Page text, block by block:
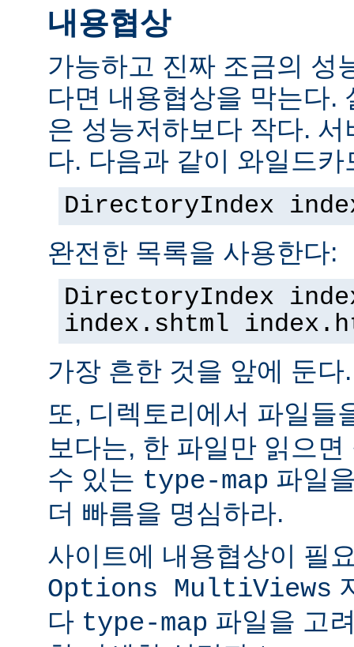
내용협상
가능하고 진짜 조금의 성
다면 내용협상을 막는다.
은 성능저하보다 작다.
다. 다음과 같이 와일드
DirectoryIndex
완전한 목록을 사용한다:
DirectoryIndex
index.shtml
가장 흔한 것을 앞에 둔다.
또, 디렉토리에서 파일들
보다는, 한 파일만 읽으
수 있는 type-map 파일
더 빠름을 명심하라.
사이트에 내용협상이 필
Options MultiViews
다 type-map 파일을 고